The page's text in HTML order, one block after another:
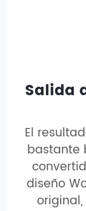
Salida
El
bastante
diseño